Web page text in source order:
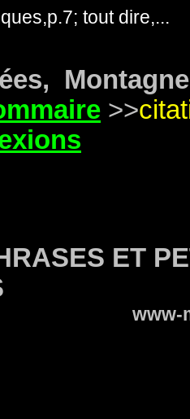
tout dire,...
>>
ET
www-